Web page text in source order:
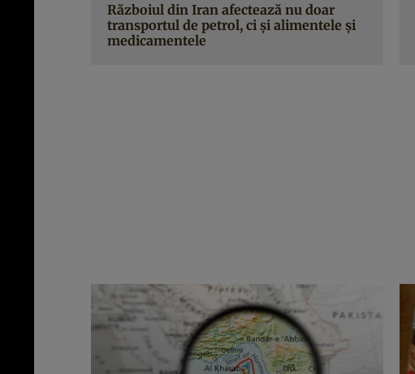
Războiul din Iran afectează nu doar
transportul de petrol, ci și alimentele și
medicamentele